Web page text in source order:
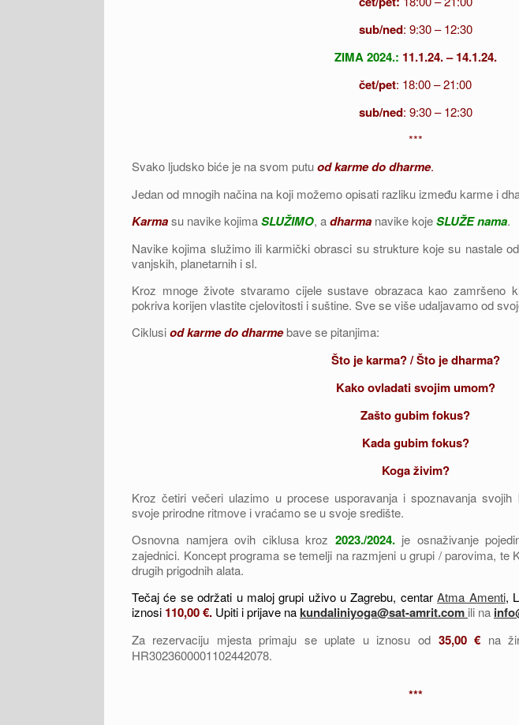
sub/ned: 9:30 – 12:30
ZIMA 2024.: 11.1.24. – 14.1.24.
čet/pet: 18:00 – 21:00
sub/ned: 9:30 – 12:30
***
Svako ljudsko biće je na svom putuod karme do dharme.
Jedan od mnogih načina na koji možemo opisati razliku između karme i
Karmasu navike kojimaSLUŽIMO, adharma navike kojeSLUŽEnama.
Navike kojima služimo ili karmički obrasci su strukture koje su nastale
vanjskih, planetarnih i sl.
Kroz mnoge živote stvaramo cijele sustave obrazaca kao zamršeno
pokriva korijen vlastite cjelovitosti i suštine. Sve se više udaljavamo od
Ciklusiod karme do dharmebave se pitanjima:
Što je karma? /Što je dharma?
Kako ovladati svojim umom?
Zašto gubim fokus?
Kada gubim fokus?
Koga živim?
Kroz četiri večeri ulazimo u procese usporavanja i spoznavanja svojih
svoje prirodne ritmove i vraćamo se u svoje središte.
Osnovna namjera ovih ciklusa kroz 2023./2024.je osnaživanje
zajednici. Koncept programa se temelji na razmjeni u grupi / parovima, te
drugih prigodnih alata.
Tečaj će se održati u maloj grupi uživo u Zagrebu, centarAtma Amenti,
iznosi 110,00€. Upiti i prijave nakundaliniyoga@sat-amrit.com ili na
Za rezervaciju mjesta primaju se uplate u iznosu od 35,00 € na
HR3023600001102442078.
***